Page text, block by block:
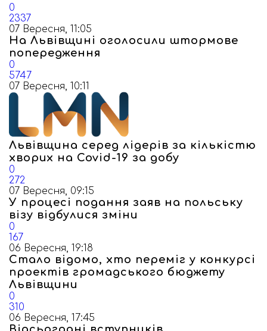
0
2337
07 Вересня, 11:05
На Львівщині оголосили штормове
попередження
0
5747
07 Вересня, 10:11
Львівщина серед лідерів за кількістю
хворих на Covid-19 за добу
0
272
07 Вересня, 09:15
У процесі подання заяв на польську
візу відбулися зміни
0
167
06 Вересня, 19:18
Стало відомо, хто переміг у конкурсі
проектів громадського бюджету
Львівщини
0
310
06 Вересня, 17:45